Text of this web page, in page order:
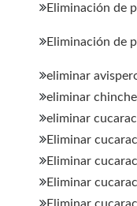
Eliminación de
Eliminación de
eliminar
eliminar
eliminar
Eliminar
Eliminar
Eliminar
Eliminar